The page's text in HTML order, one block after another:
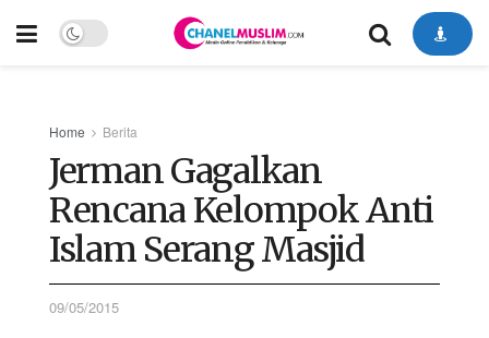
Home Berita
Jerman Gagalkan
Rencana Kelompok Anti
Islam Serang Masjid
09/05/2015